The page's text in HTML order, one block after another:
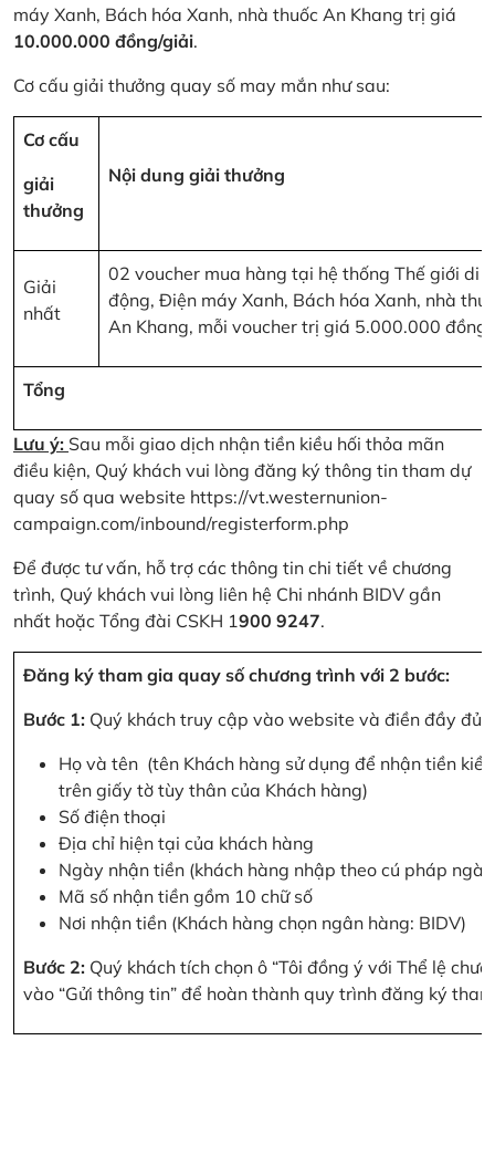
máy Xanh, Bách hóa Xanh, nhà thuốc An Khang trị giá
10.000.000 đồng/giải.
Cơ cấu giải thưởng quay số may mắn như sau:
Cơ cấu
giải
thưởng
Nội dung giải thưởng
Giải
nhất
02 voucher mua hàng tại hệ thống Thế giới di
động, Điện máy Xanh, Bách hóa Xanh, nhà
An Khang, mỗi voucher trị giá 5.000.000 đồng
Tổng
Lưu ý: Sau mỗi giao dịch nhận tiền kiều hối thỏa mãn
điều kiện, Quý khách vui lòng đăng ký thông tin tham dự
quay số qua website https://vt.westernunion-
campaign.com/inbound/registerform.php
Để được tư vấn, hỗ trợ các thông tin chi tiết về chương
trình, Quý khách vui lòng liên hệ Chi nhánh BIDV gần
nhất hoặc Tổng đài CSKH 1900 9247.
Đăng ký tham gia quay số chương trình với 2 bước:
Bước 1: Quý khách truy cập vào website và điền đầy đủ
Họ và tên (tên Khách hàng sử dụng để nhận tiền
trên giấy tờ tùy thân của Khách hàng)
Số điện thoại
Địa chỉ hiện tại của khách hàng
Ngày nhận tiền (khách hàng nhập theo cú pháp
Mã số nhận tiền gồm 10 chữ số
Nơi nhận tiền (Khách hàng chọn ngân hàng: BIDV)
Bước 2: Quý khách tích chọn ô “Tôi đồng ý với Thể lệ
vào “Gửi thông tin” để hoàn thành quy trình đăng ký